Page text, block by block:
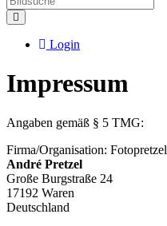
Login
Impressum
Angaben gemäß § 5 TMG:
Firma/Organisation: Fotopretzel
André Pretzel
Große Burgstraße 24
17192 Waren
Deutschland